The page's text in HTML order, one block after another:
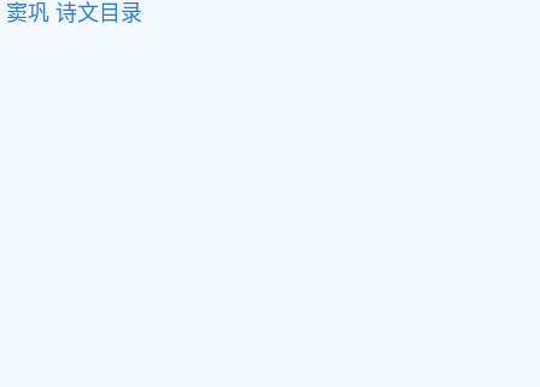
窦巩 诗文目录